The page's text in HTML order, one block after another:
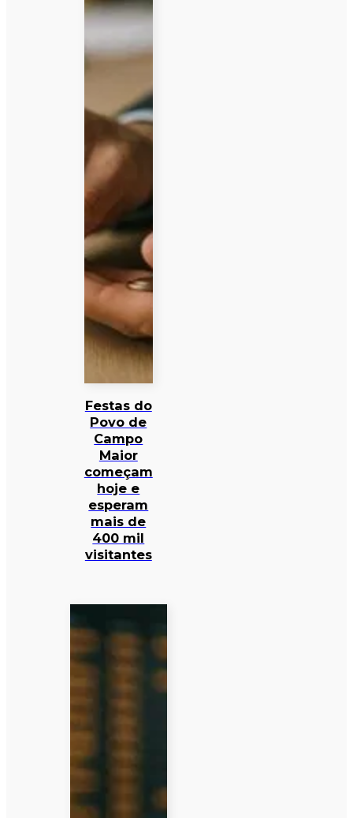
Festas do
Povo de
Campo
Maior
começam
hoje e
esperam
mais de
400 mil
visitantes